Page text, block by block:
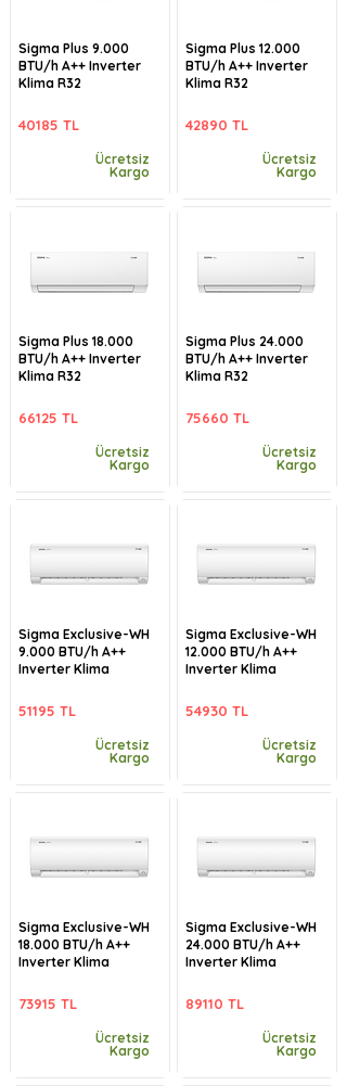
Sigma Plus 9.000
BTU/h A++ Inverter
Klima R32
40185 TL
Ücretsiz
Kargo
Sigma Plus 18.000
BTU/h A++ Inverter
Klima R32
66125 TL
Ücretsiz
Kargo
Sigma Exclusive-WH
9.000 BTU/h A++
Inverter Klima
51195 TL
Ücretsiz
Kargo
Sigma Exclusive-WH
18.000 BTU/h A++
Inverter Klima
73915 TL
Ücretsiz
Kargo
Sigma Plus 12.000
BTU/h A++ Inverter
Klima R32
42890 TL
Ücretsiz
Kargo
Sigma Plus 24.000
BTU/h A++ Inverter
Klima R32
75660 TL
Ücretsiz
Kargo
Sigma Exclusive-WH
12.000 BTU/h A++
Inverter Klima
54930 TL
Ücretsiz
Kargo
Sigma Exclusive-WH
24.000 BTU/h A++
Inverter Klima
89110 TL
Ücretsiz
Kargo